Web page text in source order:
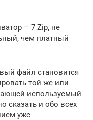
– 7 Zip, не
чем платный
файл становится
той же или
используемый
сказать и обо всех
уже